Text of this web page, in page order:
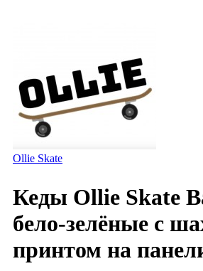
Ollie Skate
Кеды Ollie Skate
бело-зелёные с
принтом на